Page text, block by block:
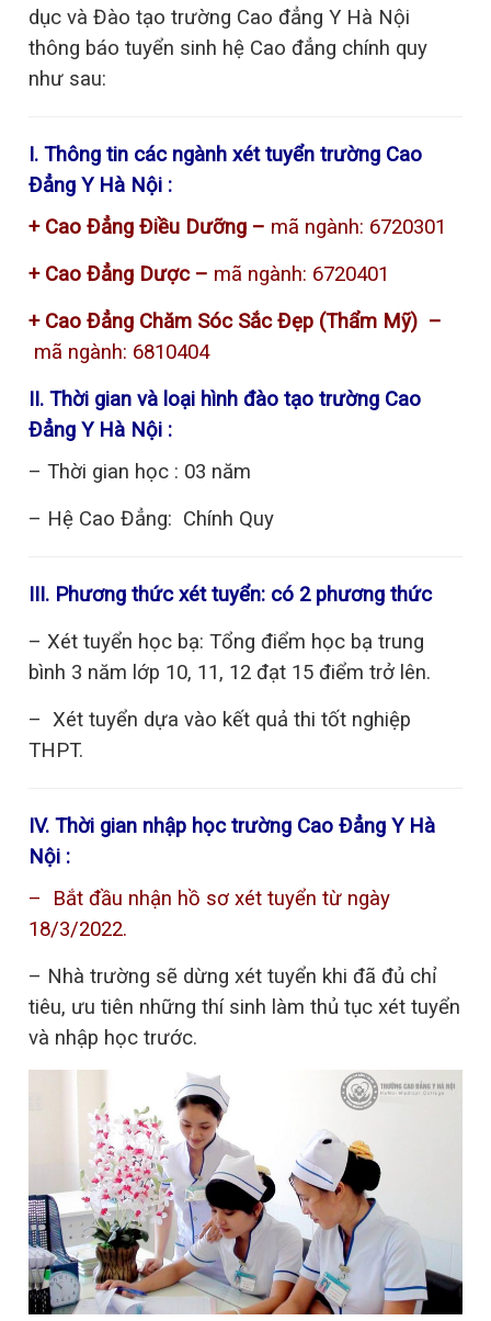
dục và Đào tạo trường Cao đẳng Y Hà Nội
thông báo tuyển sinh hệ Cao đẳng chính quy
như sau:
I. Thông tin các ngành xét tuyển trường Cao
Đẳng Y Hà Nội :
+ Cao Đẳng Điều Dưỡng – mã ngành: 6720301
+ Cao Đẳng Dược – mã ngành: 6720401
+ Cao Đẳng Chăm Sóc Sắc Đẹp (Thẩm Mỹ) –
mã ngành: 6810404
II. Thời gian và loại hình đào tạo trường Cao
Đẳng Y Hà Nội :
– Thời gian học : 03 năm
– Hệ Cao Đẳng: Chính Quy
III. Phương thức xét tuyển: có 2 phương thức
– Xét tuyển học bạ: Tổng điểm học bạ trung
bình 3 năm lớp 10, 11, 12 đạt 15 điểm trở lên.
– Xét tuyển dựa vào kết quả thi tốt nghiệp
THPT.
IV. Thời gian nhập học trường Cao Đẳng Y Hà
Nội :
– Bắt đầu nhận hồ sơ xét tuyển từ ngày
18/3/2022.
– Nhà trường sẽ dừng xét tuyển khi đã đủ chỉ
tiêu, ưu tiên những thí sinh làm thủ tục xét tuyển
và nhập học trước.